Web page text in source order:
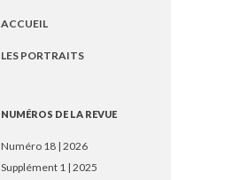
ACCUEIL
LES PORTRAITS
NUMÉROS DE LA REVUE
Numéro 18 | 2026
Supplément 1 | 2025